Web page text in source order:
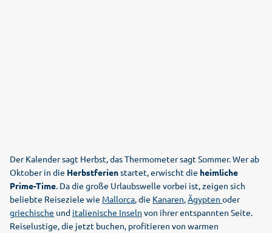
Der Kalender sagt Herbst, das Thermometer sagt Sommer. Wer ab
Oktober in die Herbstferienstartet, erwischt die heimliche
Prime-Time. Da die große Urlaubswelle vorbei ist, zeigen sich
beliebte Reiseziele wie Mallorca, die Kanaren,Ägypten oder
griechische und italienische Inseln von ihrer entspannten Seite.
Reiselustige, die jetzt buchen, profitieren von warmen